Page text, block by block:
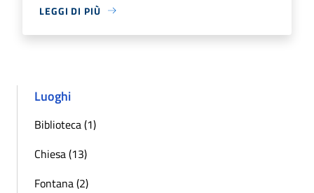
LEGGI DI PIÙ
Luoghi
Biblioteca (1)
Chiesa (13)
Fontana (2)